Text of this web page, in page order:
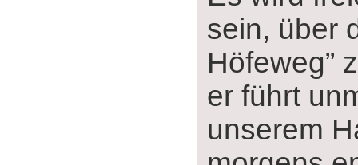
sein, über
Höfeweg”
er führt
unserem